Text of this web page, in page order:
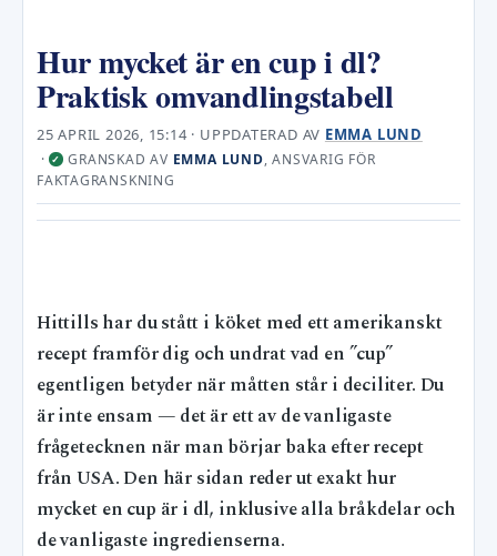
Hur mycket är en cup i dl?
Praktisk omvandlingstabell
25 APRIL 2026, 15:14 · UPPDATERAD AV EMMA LUND
·✓ GRANSKAD AV EMMA LUND, ANSVARIG FÖR
FAKTAGRANSKNING
Hittills har du stått i köket med ett amerikanskt
recept framför dig och undrat vad en ”cup”
egentligen betyder när måtten står i deciliter. Du
är inte ensam — det är ett av de vanligaste
frågetecknen när man börjar baka efter recept
från USA. Den här sidan reder ut exakt hur
mycket en cup är i dl, inklusive alla bråkdelar och
de vanligaste ingredienserna.